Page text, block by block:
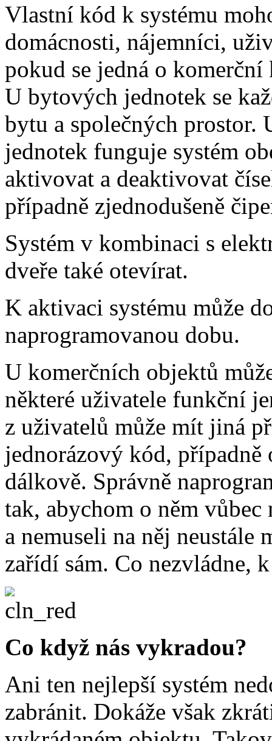
Vlastní kód k systému
domácnosti, nájemníci,
pokud se jedná o
U bytových jednotek se
bytu a společných prostor.
jednotek funguje systém
aktivovat a deaktivovat
případně zjednodušeně
Systém v kombinaci s
dveře také otevírat.
K aktivaci systému může
naprogramovanou dobu.
U komerčních objektů
některé uživatele funkční
z uživatelů může mít jiná
jednorázový kód,
dálkově. Správně
tak, abychom o něm
a nemuseli na něj neustále
zařídí sám. Co nezvládne,
Co když nás vykradou?
Ani ten nejlepší systém
zabránit. Dokáže však